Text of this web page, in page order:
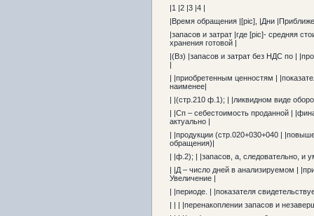
|1 |2 |3 |4 |
|Время обращения |[pic], |Дни
|запасов и затрат |где [pic]- средняя
хранения готовой |
|(Вз) |запасов и затрат без НДС по |
|
| |приобретенным ценностям |
наименее|
| |(стр.210 ф.1); | |ликвидном виде
| |Сп – себестоимость проданной |
актуально |
| |продукции (стр.020+030+040 |
обращения)|
| |ф.2); | |запасов, а, следовательно, и
| |Д – число дней в анализируемом |
Увеличение |
| |периоде. | |показателя
| | | |перенакоплении запасов и